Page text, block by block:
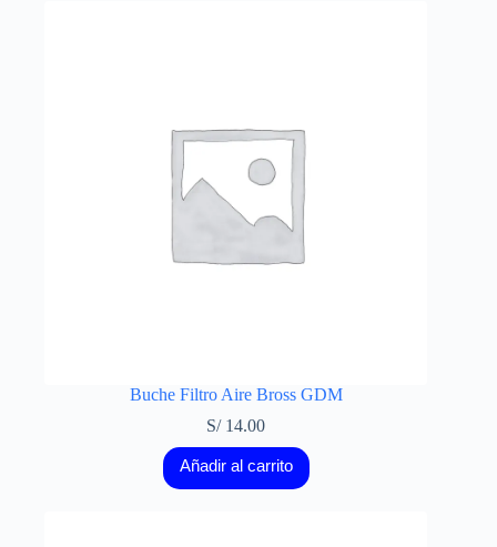
Buche Filtro Aire Bross GDM
S/14.00
Añadir al carrito